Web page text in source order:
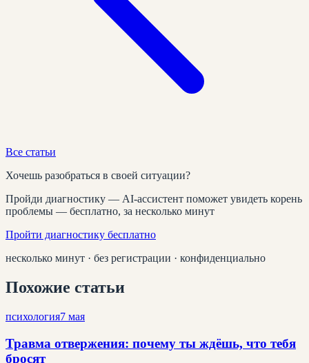
Все статьи
Хочешь разобраться в своей ситуации?
Пройди диагностику — AI-ассистент поможет увидеть корень
проблемы — бесплатно, за несколько минут
Пройти диагностику бесплатно
несколько минут · без регистрации · конфиденциально
Похожие статьи
психология7 мая
Травма отвержения: почему ты ждёшь, что тебя
бросят